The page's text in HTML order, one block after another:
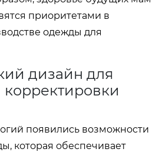
приоритетами в
одежды для
дизайн для
появились возможности
которая обеспечивает